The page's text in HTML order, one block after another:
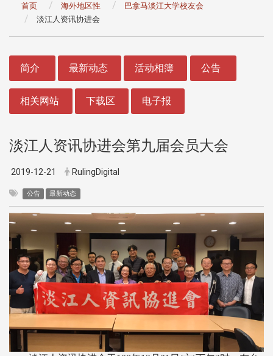
首页 海外地区性
巴拿马淡江大学校友会
淡江人资讯协进会
简介 最新动态 活动相簿 公告
相关网站 下载区 电子报
淡江人资讯协进会第九届会员大会
2019-12-21 RulingDigital
公告 最新动态